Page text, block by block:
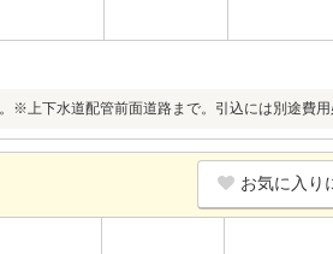
上下水道配管前面道路まで。引込には別途費用
お気に入り